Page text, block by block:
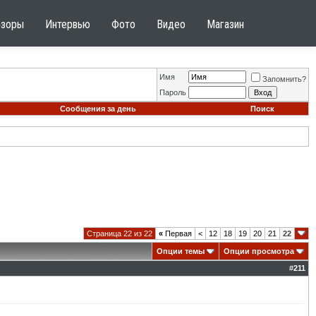
Интервью Фото Видео Магазин
Имя
Запомнить?
Пароль
Сообщения за день Поиск
Страница 22 из 22 « Первая < 12 18 19 20 21 22
Опции темы
Опции просмотра
#211